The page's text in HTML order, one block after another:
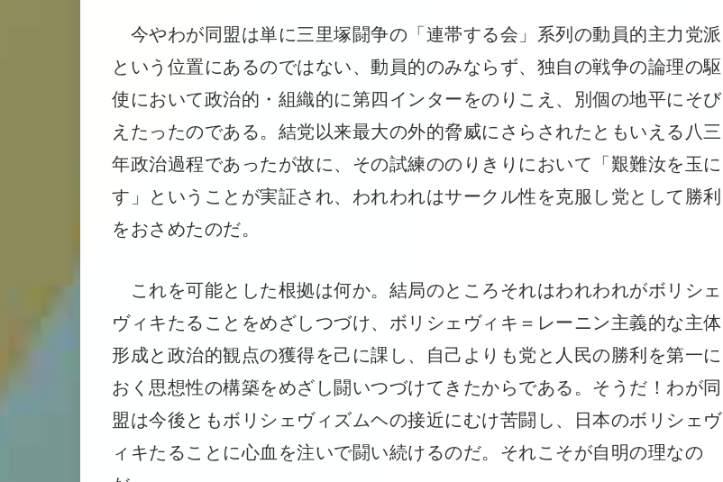
今やわが同盟は単に三里塚闘争の「連帯する会」系列の動員的主力党派
という位置にあるのではない、動員的のみならず、独自の戦争の論理の駆
使において政治的・組織的に第四インターをのりこえ、別個の地平にそび
えたったのである。結党以来最大の外的脅威にさらされたともいえる八三
年政治過程であったが故に、その試練ののりきりにおいて「艱難汝を玉に
す」ということが実証され、われわれはサークル性を克服し党として勝利
をおさめたのだ。
これを可能とした根拠は何か。結局のところそれはわれわれがボリシェ
ヴィキたることをめざしつづけ、ボリシェヴィキ＝レーニン主義的な主体
形成と政治的観点の獲得を己に課し、自己よりも党と人民の勝利を第一に
おく思想性の構築をめざし闘いつづけてきたからである。そうだ！わが同
盟は今後ともボリシェヴィズムヘの接近にむけ苦闘し、日本のボリシェヴ
ィキたることに心血を注いで闘い続けるのだ。それこそが自明の理なの